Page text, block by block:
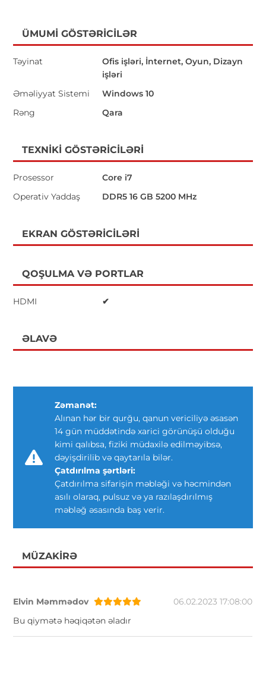
ÜMUMI GÖSTƏRICILƏR
Təyinat
Ofis işləri, İnternet, Oyun, Dizayn
işləri
Əməliyyat Sistemi
Windows 10
Rəng
Qara
TEXNIKI GÖSTƏRICILƏRI
Prosessor
Core i7
Operativ Yaddaş
DDR5 16 GB 5200 MHz
EKRAN GÖSTƏRICILƏRI
QOŞULMA VƏ PORTLAR
HDMI ✔
ƏLAVƏ
Zəmanət:
Alınan hər bir qurğu, qanun vericiliyə əsasən
14 gün müddətində xarici görünüşü olduğu
kimi qalıbsa, fiziki müdaxilə edilməyibsə,
dəyişdirilib və qaytarıla bilər.
Çatdırılma şərtləri:
Çatdırılma sifarişin məbləği və həcmindən
asılı olaraq, pulsuz və ya razılaşdırılmış
məbləğ əsasında baş verir.
MÜZAKIRƏ
Elvin Məmmədov
06.02.2023 17:08:00
Bu qiymətə həqiqətən əladır